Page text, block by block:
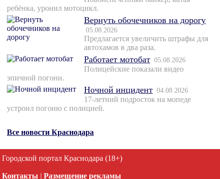
ребёнка, уронил мотоцикл.
Вернуть обочечников на дорогу
05.08.2026
Предлагается увеличить штрафы для
автохамов в два раза.
Работает мотобат 05.08.2026
Полицейские показали видео
эпичной погони.
Ночной инцидент 04.08.2026
17-летний подросток на мопеде
устроил погоню с полицией.
Все новости Краснодара
Городской портал Краснодара (18+)
Контакты | Размещение рекламы